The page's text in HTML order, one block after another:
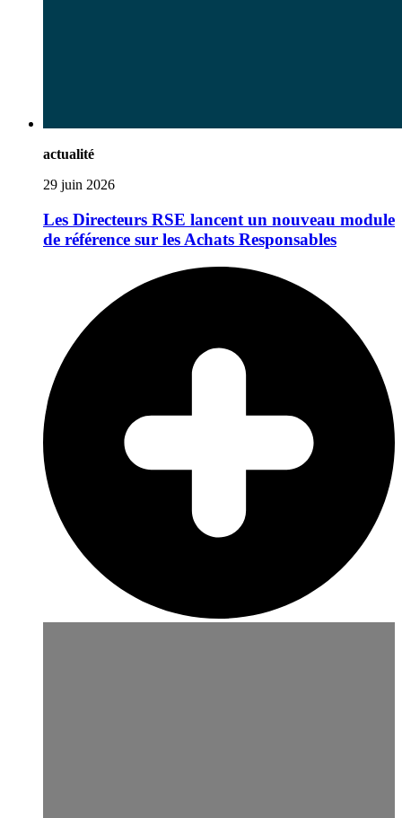
actualité
29 juin 2026
Les Directeurs RSE lancent un nouveau module
de référence sur les Achats Responsables